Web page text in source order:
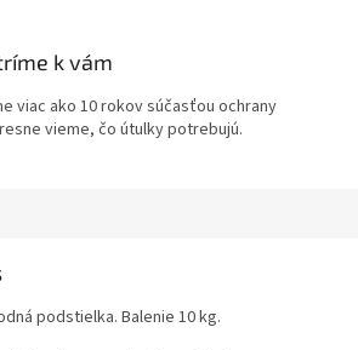
k vám
viac ako 10 rokov súčasťou ochrany
vieme, čo útulky potrebujú.
podstielka. Balenie 10 kg.